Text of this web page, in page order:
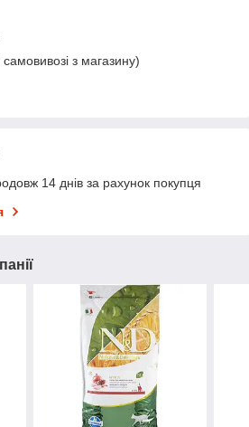
з магазину)
14 днів за рахунок покупця